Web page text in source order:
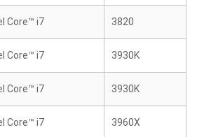
Core™ i7 3820
Core™ i7 3930K
Core™ i7 3930K
Core™ i7 3960X